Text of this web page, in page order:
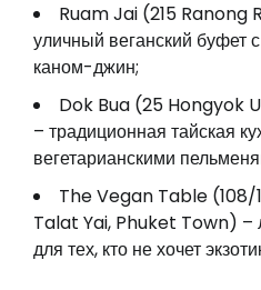
Ruam Jai (215 Ranong
уличный веганский
каном-джин;
Dok Bua (25 Hongyok
– традиционная тайская
вегетарианскими
The Vegan Table
Talat Yai, Phuket Town) –
для тех, кто не хочет